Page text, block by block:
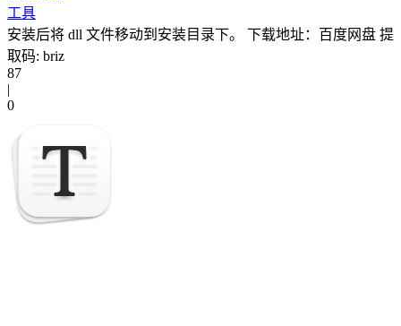
工具
安装后将 dll 文件移动到安装目录下。 下载地址：百度网盘 提
取码: briz
87
|
0